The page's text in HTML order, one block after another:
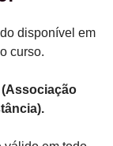
disponível em
curso.